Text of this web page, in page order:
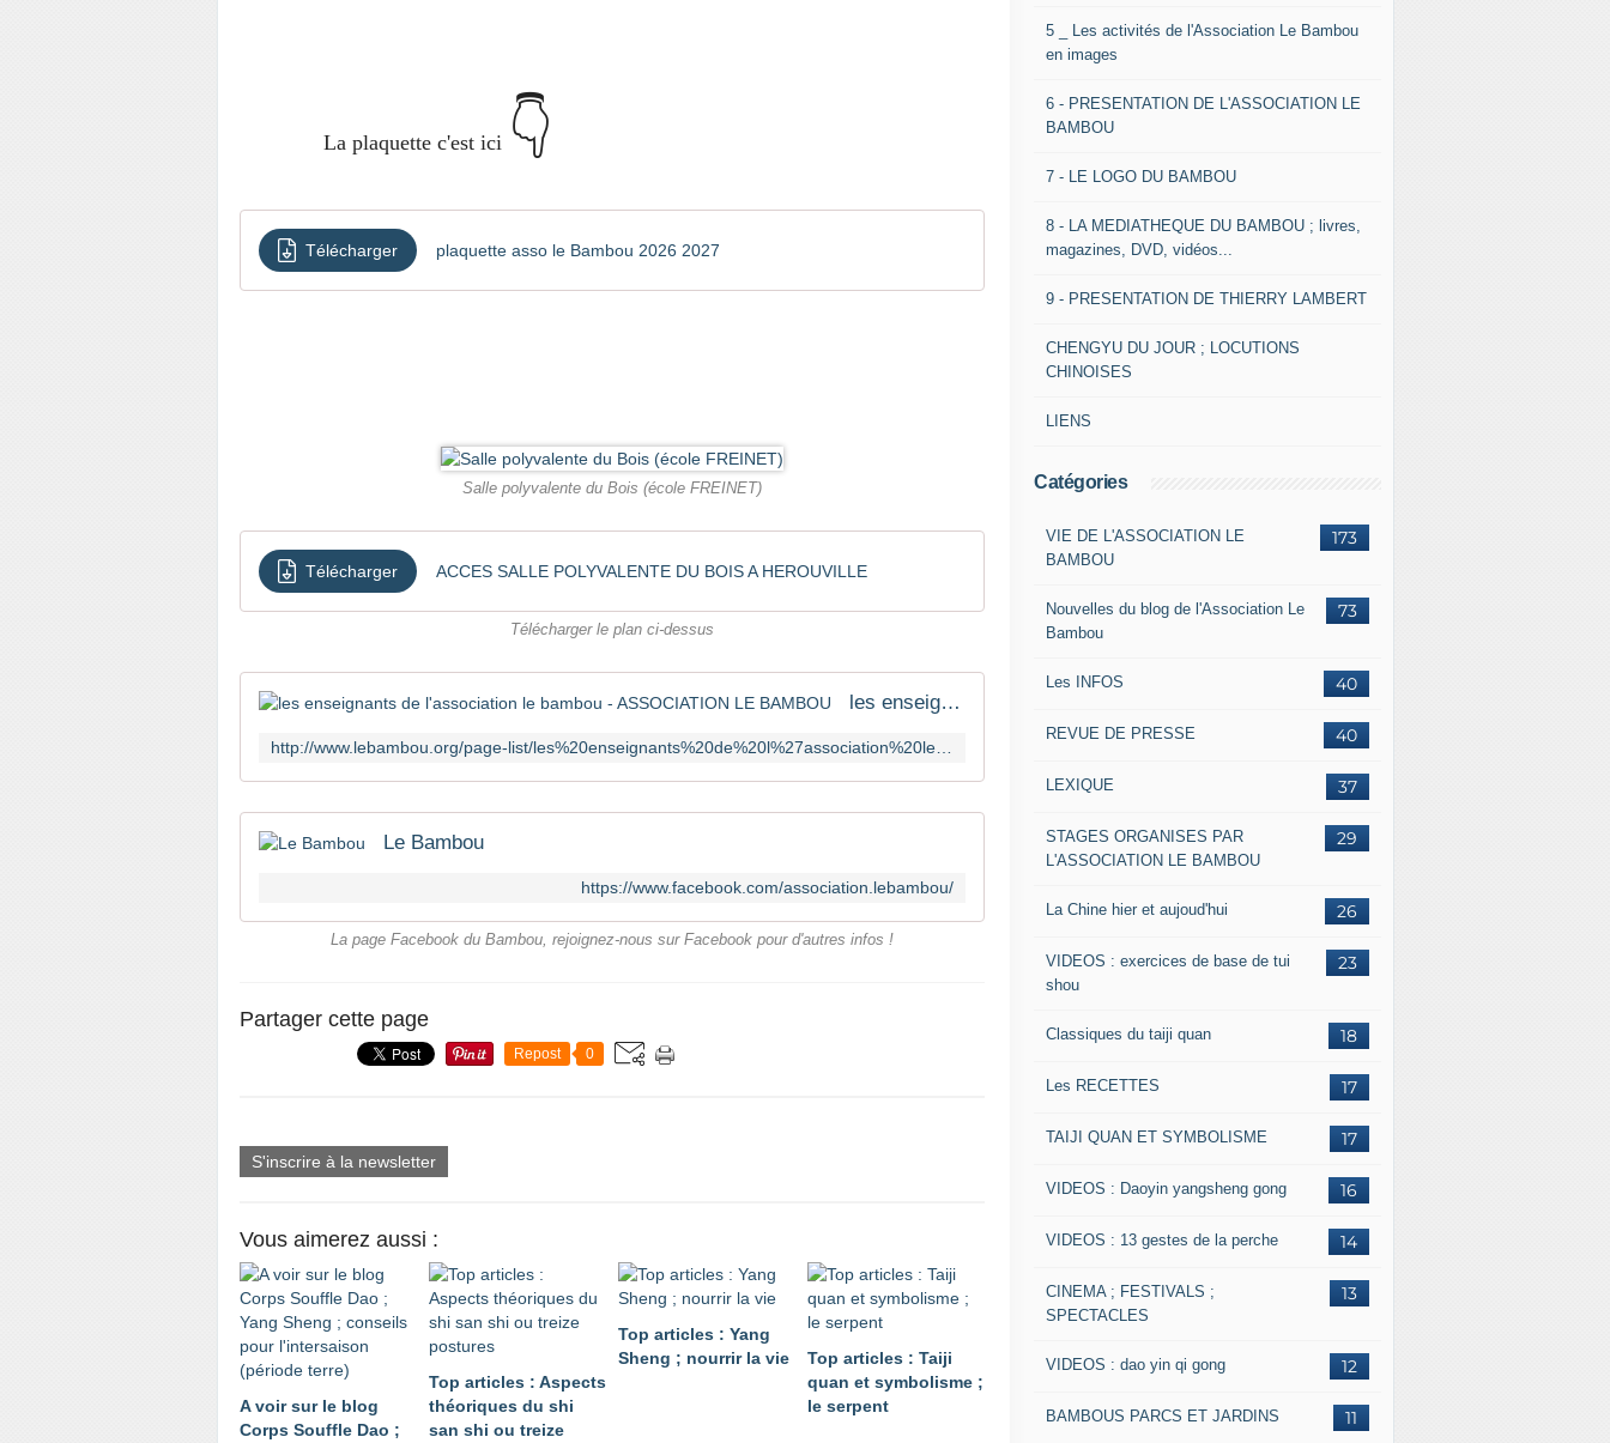
La plaquette c'est ici 👇
Télécharger plaquette asso le Bambou 2026 2027
Salle polyvalente du Bois (école FREINET)
Télécharger ACCES SALLE POLYVALENTE DU BOIS A HEROUVILLE
Télécharger le plan ci-dessus
les enseignants de l'association le bambou - ASSOCIATION LE BAMBOU
Le Bambou
https://www.facebook.com/association.lebambou/
La page Facebook du Bambou, rejoignez-nous sur Facebook pour d'autres infos !
Partager cette page
Repost 0
S'inscrire à la newsletter
Vous aimerez aussi :
A voir sur le blog
Corps Souffle Dao ;
Top articles : Aspects
théoriques du shi
san shi ou treize
Top articles : Yang
Sheng ; nourrir la vie
Top articles : Taiji
quan et symbolisme ;
le serpent
5 _ Les activités de l'Association Le Bambou
en images
6 - PRESENTATION DE L'ASSOCIATION LE
BAMBOU
7 - LE LOGO DU BAMBOU
8 - LA MEDIATHEQUE DU BAMBOU ; livres,
magazines, DVD, vidéos...
9 - PRESENTATION DE THIERRY LAMBERT
CHENGYU DU JOUR ; LOCUTIONS
CHINOISES
LIENS
Catégories
173
VIE DE L'ASSOCIATION LE
BAMBOU
73
Nouvelles du blog de l'Association Le
Bambou
40
Les INFOS
40
REVUE DE PRESSE
37
LEXIQUE
29
STAGES ORGANISES PAR
L'ASSOCIATION LE BAMBOU
26
La Chine hier et aujoud'hui
23
VIDEOS : exercices de base de tui
shou
18
Classiques du taiji quan
17
Les RECETTES
17
TAIJI QUAN ET SYMBOLISME
16
VIDEOS : Daoyin yangsheng gong
14
VIDEOS : 13 gestes de la perche
13
CINEMA ; FESTIVALS ;
SPECTACLES
12
VIDEOS : dao yin qi gong
11
BAMBOUS PARCS ET JARDINS